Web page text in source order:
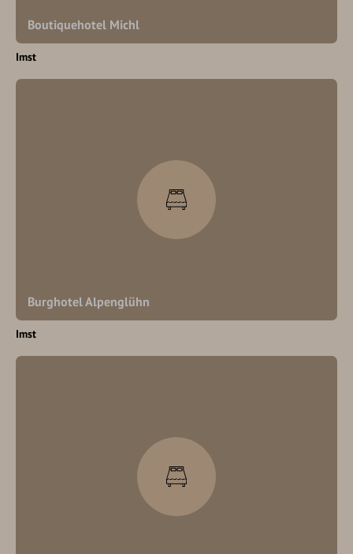
Boutiquehotel Michl
Imst
Burghotel Alpenglühn
Imst